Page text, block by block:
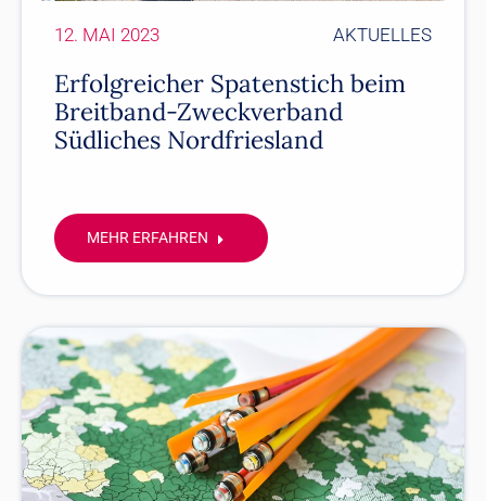
Erfolgreicher Spatenstich beim
Breitband-Zweckverband
Südliches Nordfriesland
AKTUELLES
12. MAI 2023
MEHR ERFAHREN